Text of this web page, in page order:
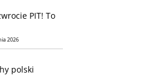
PIT! To
2026
polski